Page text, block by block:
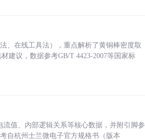
、在线工具法），重点解析了黄铜棒密度取
建议，数据参考GB/T 4423-2007等国家标
值、内部逻辑关系等核心数据，并附引脚参
自杭州士兰微电子官方规格书（版本